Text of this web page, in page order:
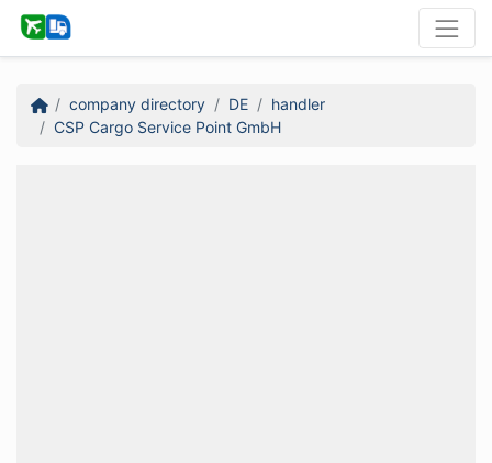
company directory DE
handler
CSP Cargo Service Point GmbH